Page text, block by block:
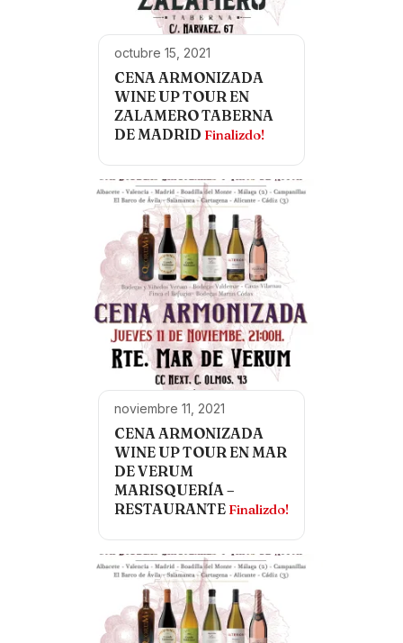
octubre 15, 2021
CENA ARMONIZADA
WINE UP TOUR EN
ZALAMERO TABERNA
DE MADRID Finalizdo!
noviembre 11, 2021
CENA ARMONIZADA
WINE UP TOUR EN MAR
DE VERUM
MARISQUERÍA –
RESTAURANTE Finalizdo!